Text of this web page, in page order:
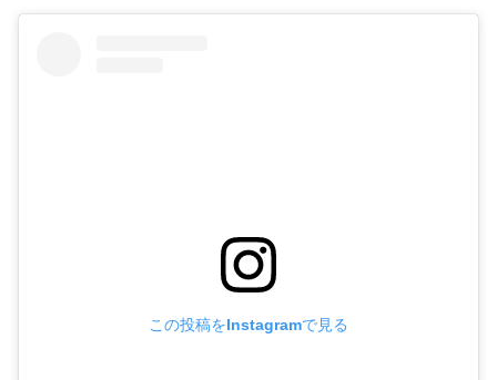
この投稿をInstagramで見る